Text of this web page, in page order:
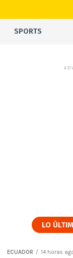
SPORTS
LO
ECUADOR 14 horas